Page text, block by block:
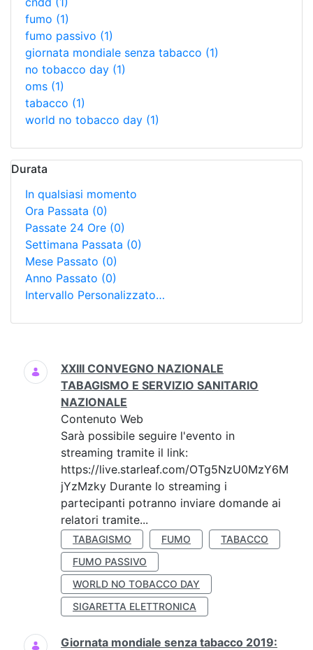
fumo (1)
fumo passivo (1)
giornata mondiale senza tabacco (1)
no tobacco day (1)
oms (1)
tabacco (1)
world no tobacco day (1)
Durata
In qualsiasi momento
Ora Passata (0)
Passate 24 Ore (0)
Settimana Passata (0)
Mese Passato (0)
Anno Passato (0)
Intervallo Personalizzato…
Ricerca
XXIII CONVEGNO NAZIONALE
TABAGISMO E SERVIZIO SANITARIO
NAZIONALE
Contenuto Web
Sarà possibile seguire l'evento in
streaming tramite il link:
https://live.starleaf.com/OTg5NzU0MzY6M
jYzMzky Durante lo streaming i
partecipanti potranno inviare domande ai
relatori tramite...
TABAGISMO FUMO
TABACCO
FUMO PASSIVO
WORLD NO TOBACCO DAY
SIGARETTA ELETTRONICA
Giornata mondiale senza tabacco 2019: